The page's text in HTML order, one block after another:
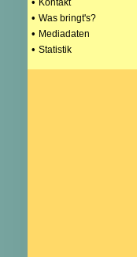
Kontakt
• Was bringt's?
• Mediadaten
• Statistik